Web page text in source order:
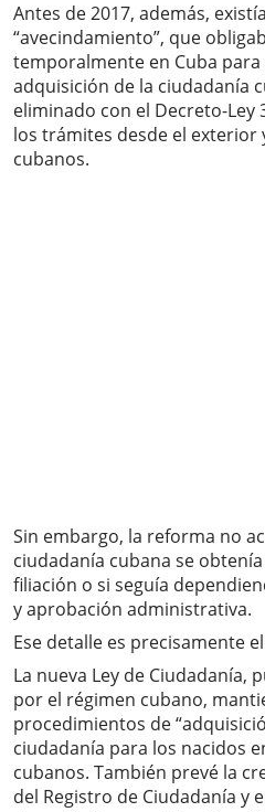
Antes de 2017, además,
“avecindamiento”, que
temporalmente en Cuba
adquisición de la ciudadanía
eliminado con el Decreto-
los trámites desde el exterior
cubanos.
Sin embargo, la reforma no
ciudadanía cubana se
filiación o si seguía
y aprobación administrativa.
Ese detalle es precisamente
La nueva Ley de Ciudadanía,
por el régimen cubano,
procedimientos de
ciudadanía para los nacidos
cubanos. También prevé la
del Registro de Ciudadanía y